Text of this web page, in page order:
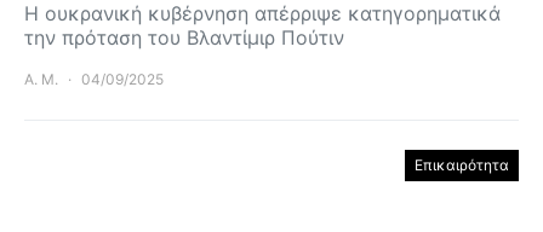
Η ουκρανική κυβέρνηση απέρριψε κατηγορηματικά
την πρόταση του Βλαντίμιρ Πούτιν
Α. Μ. 04/09/2025
Επικαιρότητα